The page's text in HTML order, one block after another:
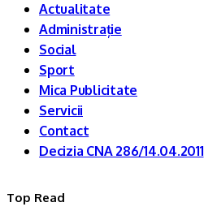
Actualitate
Administrație
Social
Sport
Mica Publicitate
Servicii
Contact
Decizia CNA 286/14.04.2011
Top Read